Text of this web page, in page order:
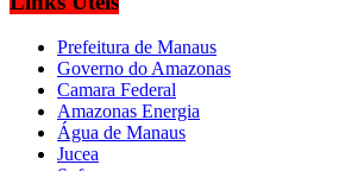
Prefeitura de Manaus
Governo do Amazonas
Camara Federal
Amazonas Energia
Água de Manaus
Jucea